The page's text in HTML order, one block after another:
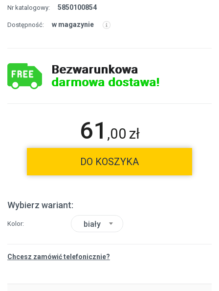
Nr katalogowy: 5850100854
Dostępność: w magazynie
Bezwarunkowa
darmowa dostawa!
61 ,00 zł
DO KOSZYKA
Wybierz wariant:
Kolor biały
Chcesz zamówić telefonicznie?